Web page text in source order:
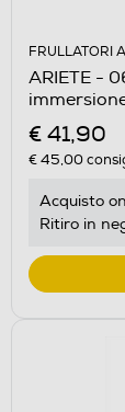
FRULLATORI
ARIETE -
€ 41,90
€ 45,00
Acquisto
Ritiro in